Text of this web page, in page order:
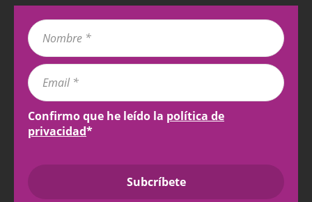
Confirmo que he leído la política de
privacidad*